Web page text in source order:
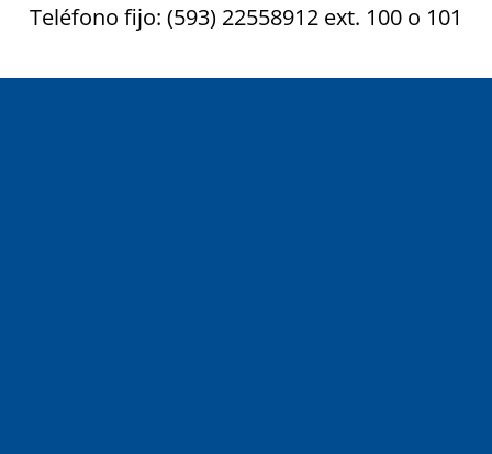
Teléfono fijo: (593) 22558912 ext. 100 o 101